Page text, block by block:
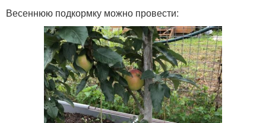
Весеннюю подкормку можно провести: